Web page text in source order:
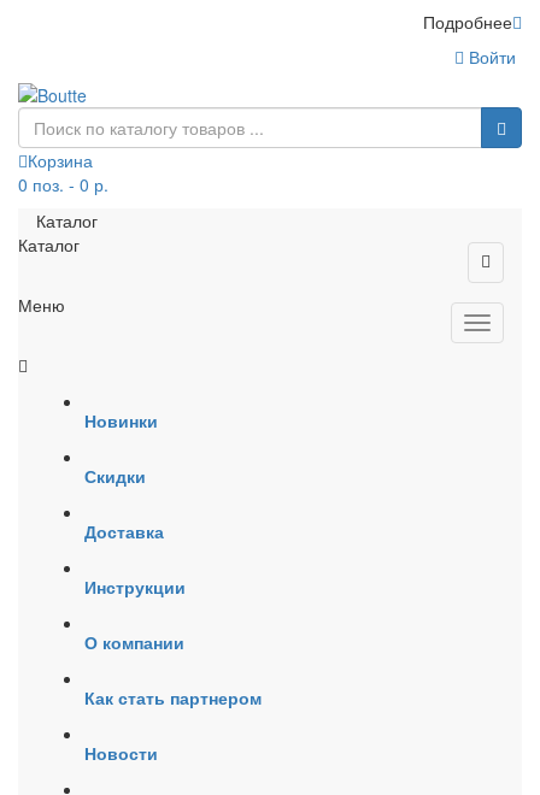
Подробнее
Войти
Корзина
0 поз. - 0 р.
Каталог
Каталог
Меню
Новинки
Скидки
Доставка
Инструкции
О компании
Как стать партнером
Новости